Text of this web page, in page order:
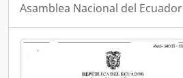
Asamblea Nacional del Ecuador